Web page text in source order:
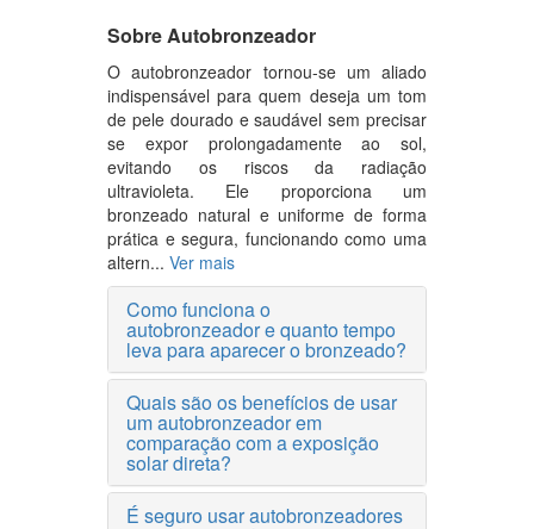
Sobre Autobronzeador
O autobronzeador tornou-se um aliado
indispensável para quem deseja um tom
de pele dourado e saudável sem precisar
se expor prolongadamente ao sol,
evitando os riscos da radiação
ultravioleta. Ele proporciona um
bronzeado natural e uniforme de forma
prática e segura, funcionando como uma
altern... Ver mais
Como funciona o
autobronzeador e quanto tempo
leva para aparecer o bronzeado?
Quais são os benefícios de usar
um autobronzeador em
comparação com a exposição
solar direta?
É seguro usar autobronzeadores